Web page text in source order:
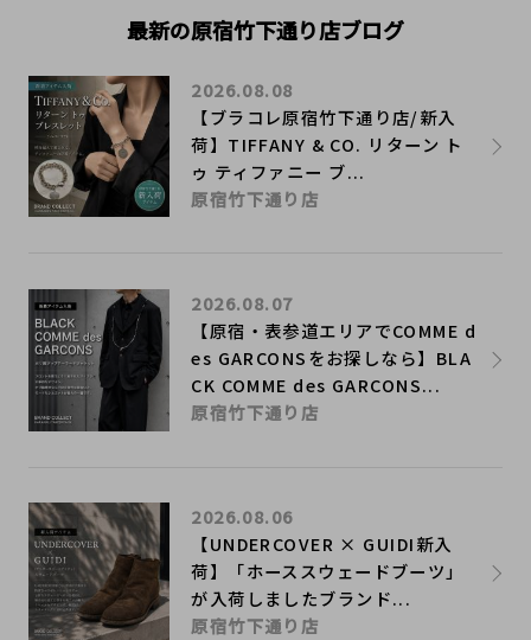
最新の原宿竹下通り店ブログ
【ブラコレ原宿竹下通り店/新入
荷】TIFFANY & CO. リターン ト
ゥ ティファニー ブ...
2026.08.08
原宿竹下通り店
【原宿・表参道エリアでCOMME d
es GARCONSをお探しなら】BLA
CK COMME des GARCONS...
2026.08.07
原宿竹下通り店
【UNDERCOVER × GUIDI新入
荷】「ホーススウェードブーツ」
が入荷しましたブランド...
2026.08.06
原宿竹下通り店